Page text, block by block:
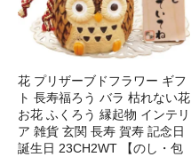
花 プリザーブドフラワー ギフ
ト 長寿福ろう バラ 枯れない花
お花 ふくろう 縁起物 インテリ
ア 雑貨 玄関 長寿 賀寿 記念日
誕生日 23CH2WT 【のし・包